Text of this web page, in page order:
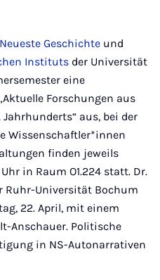
Geschichte und
Instituts der Universität
eine
Forschungen aus
Jahrhunderts“ aus, bei der
Wissenschaftler*innen
finden jeweils
in Raum O1.224 statt. Dr.
Ruhr-Universität Bochum
22. April, mit einem
Anschauer. Politische
in NS-Autonarrativen